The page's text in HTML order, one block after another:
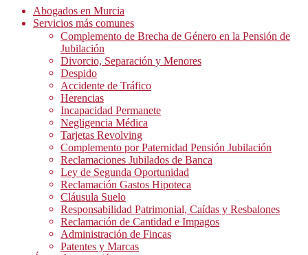
Abogados en Murcia
Servicios más comunes
Complemento de Brecha de Género en la Pensión de
Jubilación
Divorcio, Separación y Menores
Despido
Accidente de Tráfico
Herencias
Incapacidad Permanete
Negligencia Médica
Tarjetas Revolving
Complemento por Paternidad Pensión Jubilación
Reclamaciones Jubilados de Banca
Ley de Segunda Oportunidad
Reclamación Gastos Hipoteca
Cláusula Suelo
Responsabilidad Patrimonial, Caídas y Resbalones
Reclamación de Cantidad e Impagos
Administración de Fincas
Patentes y Marcas